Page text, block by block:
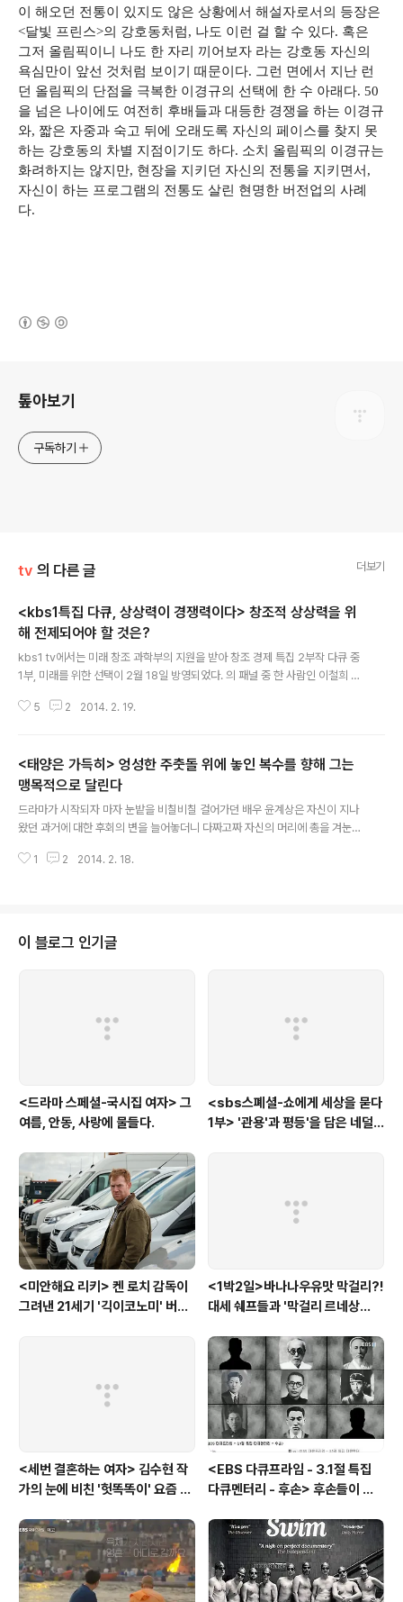
이 해오던 전통이 있지도 않은 상황에서 해설자로서의 등장은
<달빛 프린스>의 강호동처럼, 나도 이런 걸 할 수 있다. 혹은
그저 올림픽이니 나도 한 자리 끼어보자 라는 강호동 자신의
욕심만이 앞선 것처럼 보이기 때문이다. 그런 면에서 지난 런
던 올림픽의 단점을 극복한 이경규의 선택에 한 수 아래다. 50
을 넘은 나이에도 여전히 후배들과 대등한 경쟁을 하는 이경규
와, 짧은 자중과 숙고 뒤에 오래도록 자신의 페이스를 찾지 못
하는 강호동의 차별 지점이기도 하다. 소치 올림픽의 이경규는
화려하지는 않지만, 현장을 지키던 자신의 전통을 지키면서,
자신이 하는 프로그램의 전통도 살린 현명한 버전업의 사례
다.
톺아보기
구독하기
tv 의 다른 글 더보기
<kbs1특집 다큐, 상상력이 경쟁력이다> 창조적 상상력을 위
해 전제되어야 할 것은?
kbs1 tv에서는 미래 창조 과학부의 지원을 받아 창조 경제 특집 2부작 다큐 중
1부, 미래를 위한 선택이 2월 18일 방영되었다. 의 패널 중 한 사람인 이철희 소
모르는 세 가지가 있는데, 그것이 김정은의 마음, 그리고 안철수의 새정치, 마지
서, 이것이 창조 경제의 지름길이라고는 하지만, 여전히 알듯 모를 듯한 퍼즐과
도 같은 게 현실이다. 물론 이와 관련해서 의 이철희, 강용석 두 패널은 결국 창
조 경제라는 것이 기업의 규제 완화로 귀결될 것이라는 것에 공감을 했지만, ..
5 2 2014. 2. 19.
<태양은 가득히> 엉성한 주춧돌 위에 놓인 복수를 향해 그는
맹목적으로 달린다
드라마가 시작되자 마자 눈밭을 비칠비칠 걸어가던 배우 윤계상은 자신이 지나
왔던 과거에 대한 후회의 변을 늘어놓더니 다짜고짜 자신의 머리에 총을 겨눈
정세로(윤계상 분)는 그가 면접 시험에서도 말했듯이 세계를 떠돌지만 떠돈 만
영원(한지혜 분)과 그녀의 약혼자 공우진이다. 그들은 방콕에서 열리는 쥬얼리
페어에 참석하기 위해 그곳을 향하지만, 세로의 아버지 정도준(이대연)과 박강
1 2 2014. 2. 18.
이 블로그 인기글
<드라마 스페셜-국시집 여자> 그
여름, 안동, 사랑에 물들다.
<sbs스폐셜-쇼에게 세상을 묻다
1부> '관용'과 평등'을 담은 네덜
<미안해요 리키> 켄 로치 감독이
그려낸 21세기 '긱이코노미' 버전
<1박2일>바나나우유맛 막걸리?!
대세 쉐프들과 '막걸리 르네상
<세번 결혼하는 여자> 김수현 작
가의 눈에 비친 '헛똑똑이' 요즘 여
<EBS 다큐프라임 - 3.1절 특집
다큐멘터리 - 후손> 후손들이 말
고 후손들이 짊어진 삶의 무게